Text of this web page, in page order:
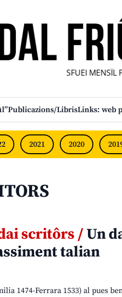
SFUEI MENSÎL
Publicazions/LibrisLinks: web
2021 2020
scritôrs /Un
talian
1474-Ferrara 1533) al pues